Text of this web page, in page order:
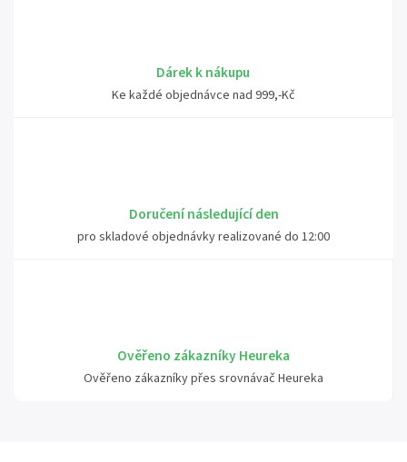
Dárek k nákupu
Ke každé objednávce nad 999,-Kč
Doručení následující den
pro skladové objednávky realizované do 12:00
Ověřeno zákazníky Heureka
Ověřeno zákazníky přes srovnávač Heureka